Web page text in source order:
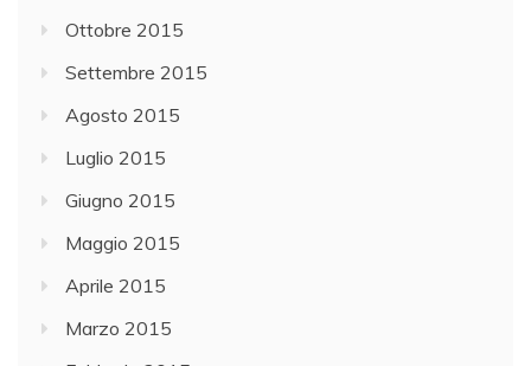
Ottobre 2015
Settembre 2015
Agosto 2015
Luglio 2015
Giugno 2015
Maggio 2015
Aprile 2015
Marzo 2015